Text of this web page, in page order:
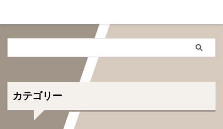
父郡関宮町 中瀬鉱山 兵庫県朝
来郡和田山町 朝日鉱山 兵庫県
カテゴリー